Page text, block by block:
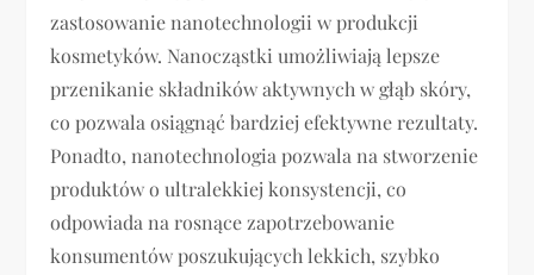
zastosowanie nanotechnologii w produkcji
kosmetyków. Nanocząstki umożliwiają lepsze
przenikanie składników aktywnych w głąb skóry,
co pozwala osiągnąć bardziej efektywne rezultaty.
Ponadto, nanotechnologia pozwala na stworzenie
produktów o ultralekkiej konsystencji, co
odpowiada na rosnące zapotrzebowanie
konsumentów poszukujących lekkich, szybko